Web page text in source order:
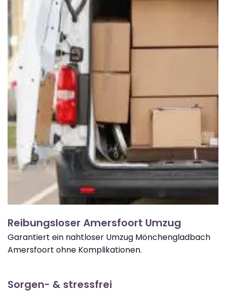
Reibungsloser Amersfoort Umzug
Garantiert ein nahtloser Umzug Mönchengladbach
Amersfoort ohne Komplikationen.
Sorgen- & stressfrei